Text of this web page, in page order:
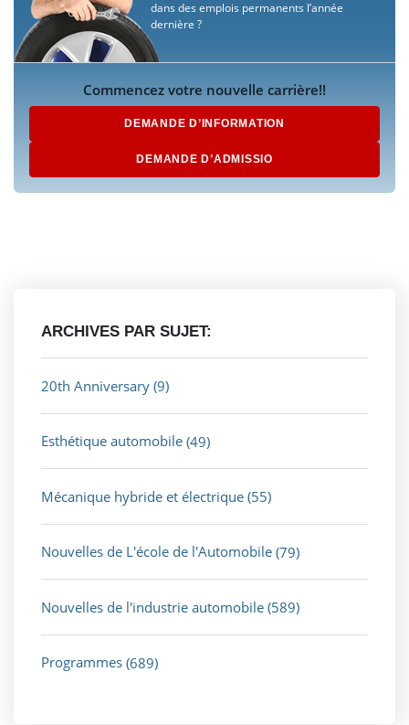
dans des emplois permanents l’année
dernière ?
Commencez votre nouvelle carrière!!
DEMANDE D’INFORMATION
DEMANDE D’ADMISSIO
ARCHIVES PAR SUJET:
20th Anniversary (9)
Esthétique automobile (49)
Mécanique hybride et électrique (55)
Nouvelles de L'école de l'Automobile (79)
Nouvelles de l'industrie automobile (589)
Programmes (689)